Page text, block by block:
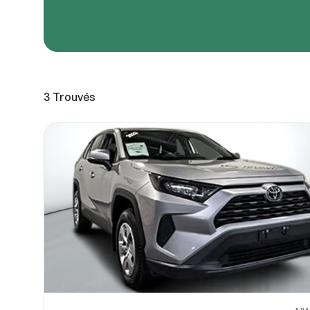
3 Trouvés
ou